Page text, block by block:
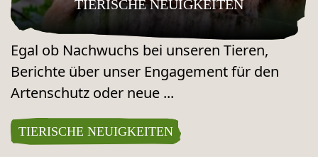
TIERISCHE NEUIGKEITEN
Egal ob Nachwuchs bei unseren Tieren,
Berichte über unser Engagement für den
Artenschutz oder neue ...
TIERISCHE NEUIGKEITEN